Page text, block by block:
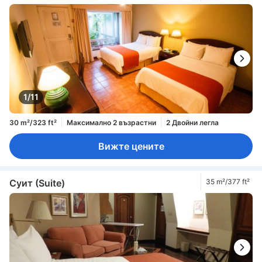
1/11
30 m²/323 ft² Максимално 2 възрастни 2 Двойни легла
Вижте цените
Суит (Suite) 35 m²/377 ft²